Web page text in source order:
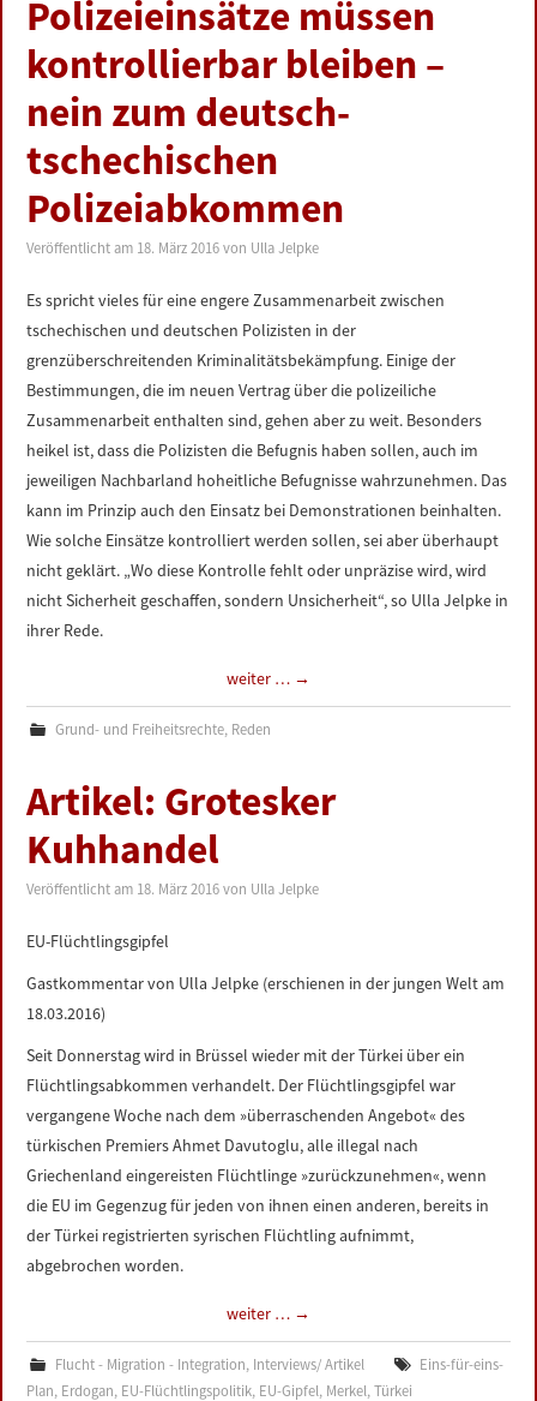
Polizeieinsätze müssen
kontrollierbar bleiben –
nein zum deutsch-
tschechischen
Polizeiabkommen
Veröffentlicht am 18. März 2016 von Ulla Jelpke
Es spricht vieles für eine engere Zusammenarbeit zwischen
tschechischen und deutschen Polizisten in der
grenzüberschreitenden Kriminalitätsbekämpfung. Einige der
Bestimmungen, die im neuen Vertrag über die polizeiliche
Zusammenarbeit enthalten sind, gehen aber zu weit. Besonders
heikel ist, dass die Polizisten die Befugnis haben sollen, auch im
jeweiligen Nachbarland hoheitliche Befugnisse wahrzunehmen. Das
kann im Prinzip auch den Einsatz bei Demonstrationen beinhalten.
Wie solche Einsätze kontrolliert werden sollen, sei aber überhaupt
nicht geklärt. „Wo diese Kontrolle fehlt oder unpräzise wird, wird
nicht Sicherheit geschaffen, sondern Unsicherheit“, so Ulla Jelpke in
ihrer Rede.
weiter … →
Grund- und Freiheitsrechte, Reden
Artikel: Grotesker
Kuhhandel
Veröffentlicht am 18. März 2016 von Ulla Jelpke
EU-Flüchtlingsgipfel
Gastkommentar von Ulla Jelpke (erschienen in der jungen Welt am
18.03.2016)
Seit Donnerstag wird in Brüssel wieder mit der Türkei über ein
Flüchtlingsabkommen verhandelt. Der Flüchtlingsgipfel war
vergangene Woche nach dem »überraschenden Angebot« des
türkischen Premiers Ahmet Davutoglu, alle illegal nach
Griechenland eingereisten Flüchtlinge »zurückzunehmen«, wenn
die EU im Gegenzug für jeden von ihnen einen anderen, bereits in
der Türkei registrierten syrischen Flüchtling aufnimmt,
abgebrochen worden.
weiter … →
Flucht - Migration - Integration, Interviews/ Artikel
Eins-für-eins-
Plan, Erdogan, EU-Flüchtlingspolitik, EU-Gipfel, Merkel,Türkei